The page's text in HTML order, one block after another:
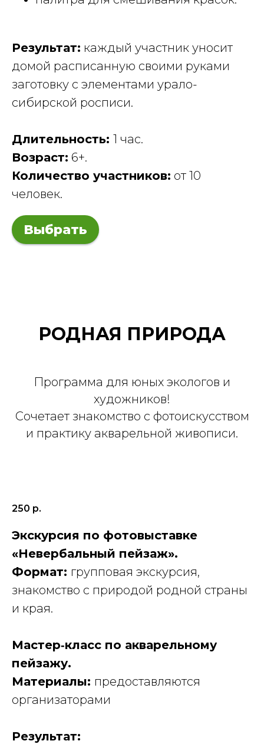
Результат: каждый участник уносит
домой расписанную своими руками
заготовку с элементами урало-
сибирской росписи.
Длительность: 1 час.
Возраст: 6+.
Количество участников: от 10
человек.
Выбрать
РОДНАЯ ПРИРОДА
Программа для юных экологов и
художников!
Сочетает знакомство с фотоискусством
и практику акварельной живописи.
250 р.
Экскурсия по фотовыставке
«Невербальный пейзаж».
Формат: групповая экскурсия,
знакомство с природой родной страны
и края.
Мастер‑класс по акварельному
пейзажу.
Материалы: предоставляются
организаторами
Результат: